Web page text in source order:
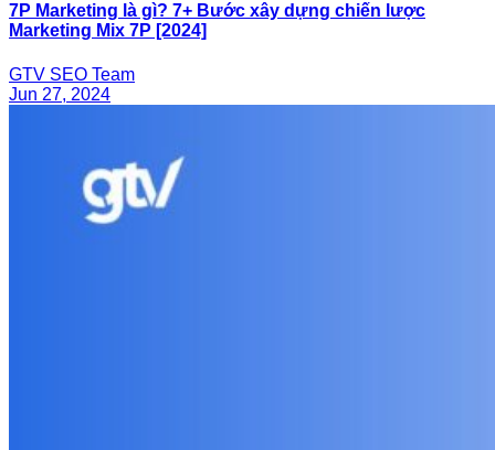
7P Marketing là gì? 7+ Bước xây dựng chiến lược
Marketing Mix 7P [2024]
GTV SEO Team
Jun 27, 2024